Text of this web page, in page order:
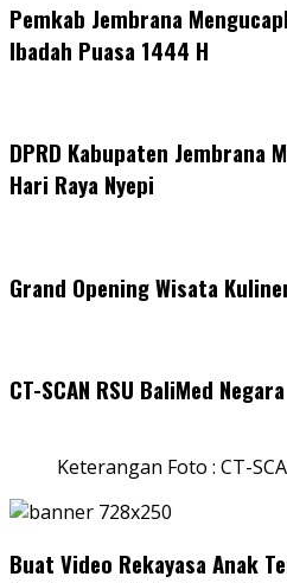
Pemkab Jembrana
Ibadah Puasa 1444 H
DPRD Kabupaten Jembrana
Hari Raya Nyepi
Grand Opening Wisata
CT-SCAN RSU BaliMed Negara
Keterangan Foto : CT-
Buat Video Rekayasa Anak